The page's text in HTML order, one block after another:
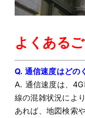
よくあるご
Q. 通信速度はどの
A. 通信速度は、
線の混雑状況によ
あれば、地図検索